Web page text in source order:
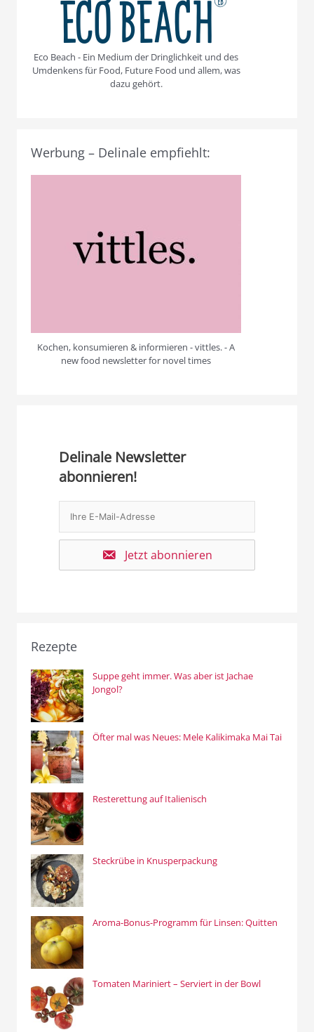
Eco Beach - Ein Medium der Dringlichkeit und des
Umdenkens für Food, Future Food und allem, was
dazu gehört.
Werbung – Delinale empfiehlt:
Kochen, konsumieren & informieren - vittles. - A
new food newsletter for novel times
Delinale Newsletter
abonnieren!
Jetzt abonnieren
Rezepte
Suppe geht immer. Was aber ist Jachae
Jongol?
Öfter mal was Neues: Mele Kalikimaka Mai Tai
Resterettung auf Italienisch
Steckrübe in Knusperpackung
Aroma-Bonus-Programm für Linsen: Quitten
Tomaten Mariniert – Serviert in der Bowl